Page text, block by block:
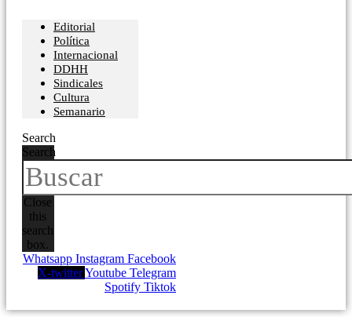
Editorial
Política
Internacional
DDHH
Sindicales
Cultura
Semanario
Search
Search
Close
this
search
box.
Whatsapp Instagram Facebook
X-twitterYoutube Telegram
Spotify Tiktok